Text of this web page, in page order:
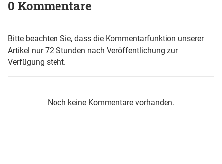
0 Kommentare
Bitte beachten Sie, dass die Kommentarfunktion unserer
Artikel nur 72 Stunden nach Veröffentlichung zur
Verfügung steht.
Noch keine Kommentare vorhanden.